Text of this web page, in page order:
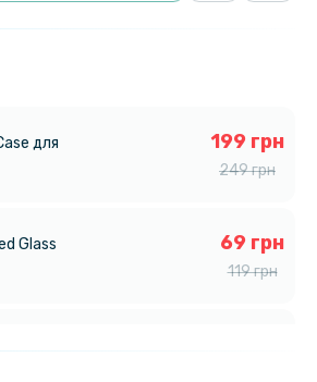
для
199 грн
249 грн
Glass
69 грн
119 грн